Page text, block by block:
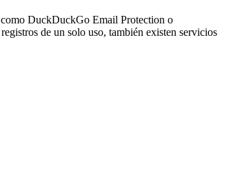
DuckDuckGo Email Protection o
de un solo uso, también existen servicios